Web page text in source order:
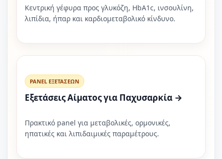
Κεντρική γέφυρα προς γλυκόζη, HbA1c, ινσουλίνη,
λιπίδια, ήπαρ και καρδιομεταβολικό κίνδυνο.
PANEL ΕΞΕΤΑΣΕΩΝ
Εξετάσεις Αίματος για Παχυσαρκία →
Πρακτικό panel για μεταβολικές, ορμονικές,
ηπατικές και λιπιδαιμικές παραμέτρους.